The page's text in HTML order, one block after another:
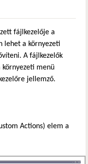
fájlkezelője a
lehet a környezeti
A fájlkezelők
környezeti menü
jellemző.
Actions) elem a